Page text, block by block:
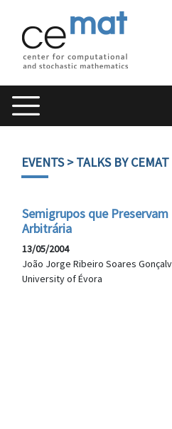
EVENTS> TALKS BY
Semigrupos que
Arbitrária
13/05/2004
João Jorge Ribeiro Soares
University of Évora